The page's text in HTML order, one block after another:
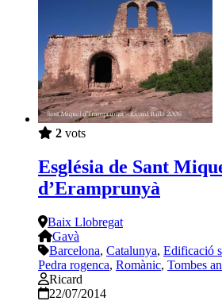
2 vots
Església de Sant
d’Eramprunyà
Baix Llobregat
Gavà
Barcelona, Catalunya, Edificació
Pedra rogenca, Romànic, Tombes
Ricard
22/07/2014